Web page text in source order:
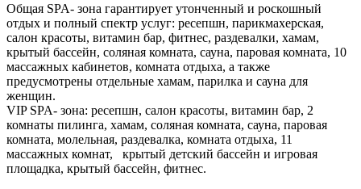
Общая SPA- зона гарантирует утонченный и роскошный
отдых и полный спектр услуг: ресепшн, парикмахерская,
салон красоты, витамин бар, фитнес, раздевалки, хамам,
крытый бассейн, соляная комната, сауна, паровая комната, 10
массажных кабинетов, комната отдыха, а также
предусмотрены отдельные хамам, парилка и сауна для
женщин.
VIP SPA- зона: ресепшн, салон красоты, витамин бар, 2
комнаты пилинга, хамам, соляная комната, сауна, паровая
комната, молельная, раздевалка, комната отдыха, 11
массажных комнат, крытый детский бассейн и игровая
площадка, крытый бассейн, фитнес.